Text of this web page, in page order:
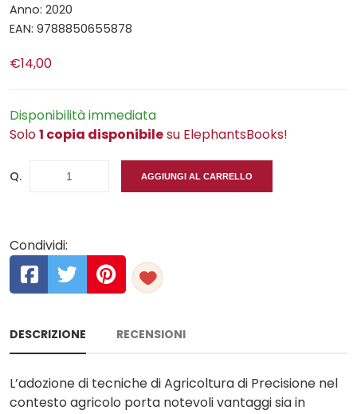
Anno: 2020
EAN: 9788850655878
€14,00
Disponibilità immediata
Solo1 copia disponibilesu ElephantsBooks!
Q. AGGIUNGI AL CARRELLO
Condividi:
DESCRIZIONE RECENSIONI
L’adozione di tecniche di Agricoltura di Precisione nel
contesto agricolo porta notevoli vantaggi sia in